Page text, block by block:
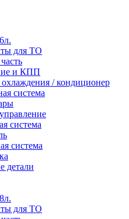
для ТО
и КПП
/ кондиционер
система
система
система
детали
для ТО